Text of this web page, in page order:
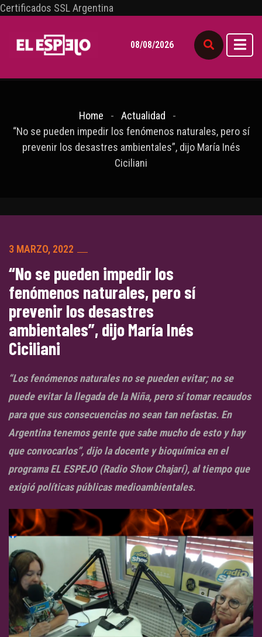
Certificados SSL Argentina
08/08/2026
Home
Actualidad
“No se pueden impedir los fenómenos naturales, pero sí
prevenir los desastres ambientales”, dijo María Inés
Ciciliani
3 MARZO, 2022
“No se pueden impedir los
fenómenos naturales, pero sí
prevenir los desastres
ambientales”, dijo María Inés
Ciciliani
“Los fenómenos naturales no se pueden evitar; no se
puede evitar la llegada de la Niña, pero sí tomar recaudos
para que sus consecuencias no sean tan nefastas. En
Argentina tenemos gente que sabe mucho de esto y hay
que convocarlos”, dijo la docente y bioquímica en el
programa EL ESPEJO (Radio Show Chajarí), al tiempo que
exigió políticas públicas medioambientales.